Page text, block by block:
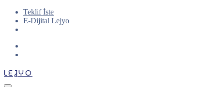
Teklif İste
E-Dijital Lejyo
LEJYO